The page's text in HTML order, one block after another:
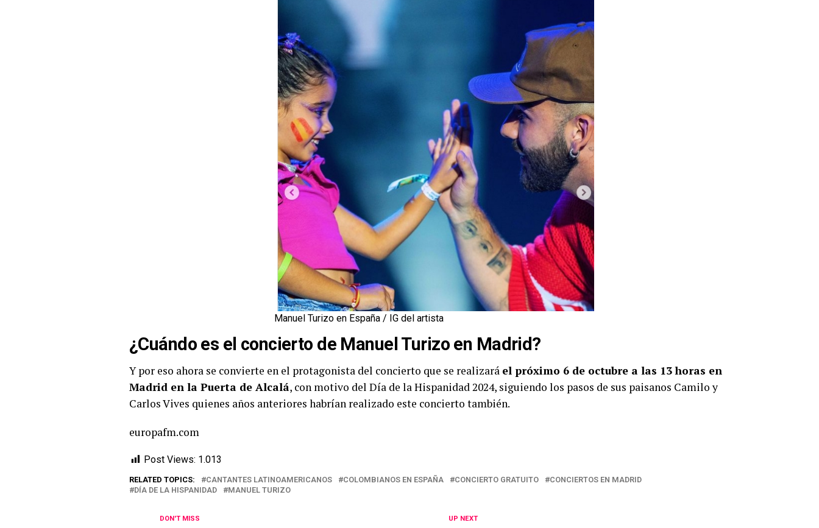
Manuel Turizo en España / IG del artista
¿Cuándo es el concierto de Manuel Turizo en Madrid?
Y por eso ahora se convierte en el protagonista del concierto que se realizará el próximo 6 de octubre a las 13 horas en
Madrid en la Puerta de Alcalá, con motivo del Día de la Hispanidad 2024, siguiendo los pasos de sus paisanos Camilo y
Carlos Vives quienes años anteriores habrían realizado este concierto también.
europafm.com
Post Views: 1.013
RELATED TOPICS: CANTANTES LATINOAMERICANOS COLOMBIANOS EN ESPAÑA CONCIERTO GRATUITO
CONCIERTOS EN MADRID
DÍA DE LA HISPANIDAD
MANUEL TURIZO
UP NEXT
DON'T MISS